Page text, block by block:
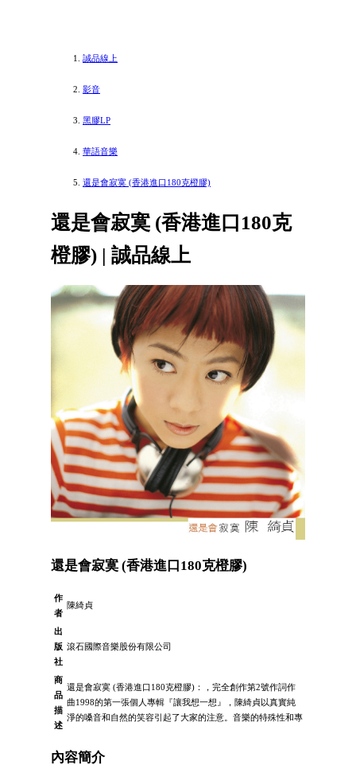
誠品線上
影音
黑膠LP
華語音樂
還是會寂寞 (香港進口180克橙膠)
還是會寂寞 (香港進口180克
橙膠) | 誠品線上
還是會寂寞 (香港進口180克橙膠)
作
者
陳綺貞
出
版
社
滾石國際音樂股份有限公司
商
品
描
述
還是會寂寞 (香港進口180克橙膠)：，完全創作第2號作詞作
曲1998的第一張個人專輯『讓我想一想』，陳綺貞以真實純
淨的嗓音和自然的笑容引起了大家的注意。音樂的特殊性和專
內容簡介